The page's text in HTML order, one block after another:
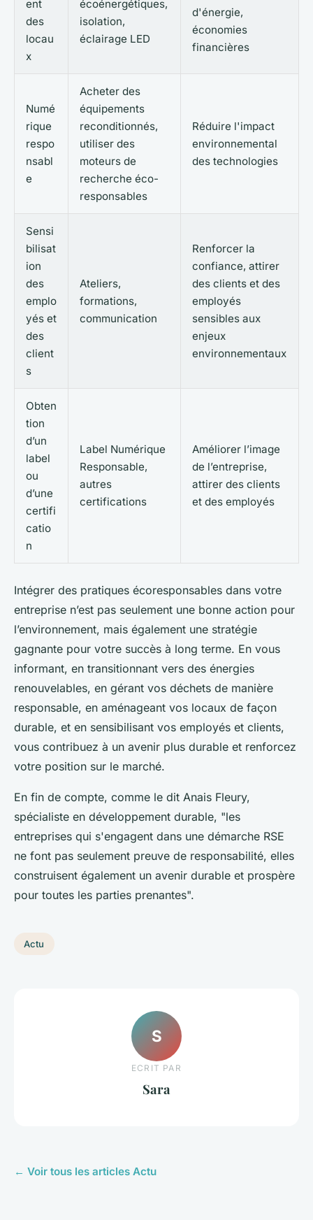
ent
des
locau
x
écoénergétiques,
isolation,
éclairage LED
d'énergie,
économies
financières
Numé
rique
respo
nsabl
e
Acheter des
équipements
reconditionnés,
utiliser des
moteurs de
recherche éco-
responsables
Réduire l'impact
environnemental
des technologies
Sensi
bilisat
ion
des
emplo
yés et
des
client
s
Ateliers,
formations,
communication
Renforcer la
confiance, attirer
des clients et des
employés
sensibles aux
enjeux
environnementaux
Obten
tion
d’un
label
ou
d’une
certifi
catio
n
Label Numérique
Responsable,
autres
certifications
Améliorer l’image
de l’entreprise,
attirer des clients
et des employés
Intégrer des pratiques écoresponsables dans votre
entreprise n’est pas seulement une bonne action pour
l’environnement, mais également une stratégie
gagnante pour votre succès à long terme. En vous
informant, en transitionnant vers des énergies
renouvelables, en gérant vos déchets de manière
responsable, en aménageant vos locaux de façon
durable, et en sensibilisant vos employés et clients,
vous contribuez à un avenir plus durable et renforcez
votre position sur le marché.
En fin de compte, comme le dit Anais Fleury,
spécialiste en développement durable, "les
entreprises qui s'engagent dans une démarche RSE
ne font pas seulement preuve de responsabilité, elles
construisent également un avenir durable et prospère
pour toutes les parties prenantes".
Actu
S
ECRIT PAR
Sara
← Voir tous les articles Actu